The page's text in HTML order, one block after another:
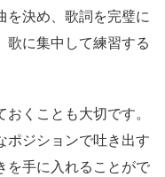
を決め、歌詞を完璧に
歌に集中して練習する
くことも大切です。
ポジションで吐き出す
を手に入れることがで